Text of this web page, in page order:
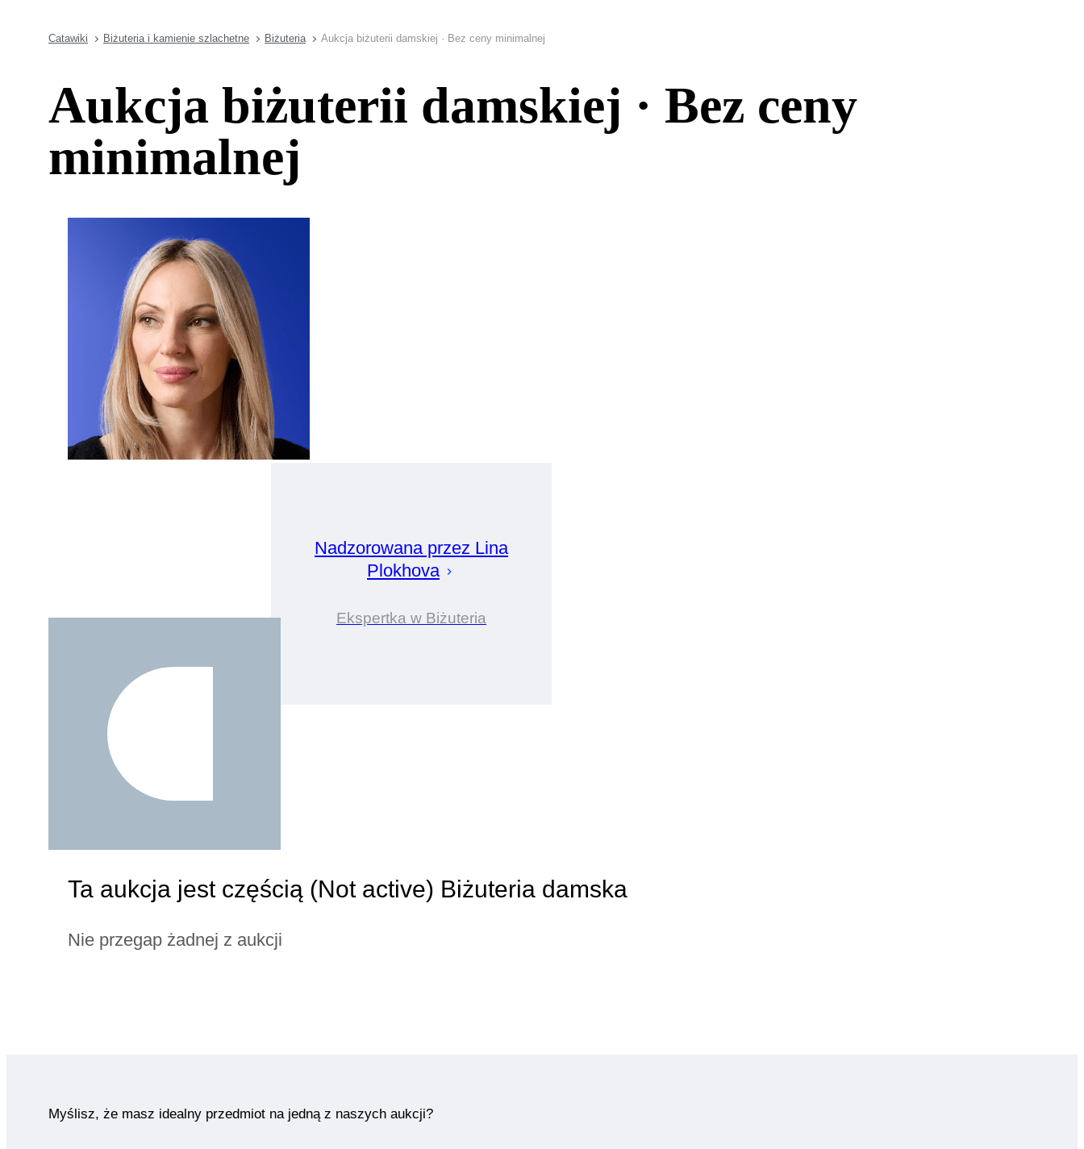
Catawiki Biżuteria i kamienie szlachetne Biżuteria Aukcja biżuterii damskiej · Bez ceny minimalnej
Aukcja biżuterii damskiej · Bez ceny
minimalnej
Nadzorowana przez Lina
Plokhova
Ekspertka w Biżuteria
Ta aukcja jest częścią (Not active) Biżuteria damska
Nie przegap żadnej z aukcji
Myślisz, że masz idealny przedmiot na jedną z naszych aukcji?